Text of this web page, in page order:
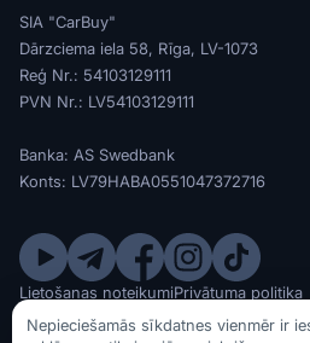
SIA "CarBuy"
Dārzciema iela 58, Rīga, LV-1073
Reģ Nr.: 54103129111
PVN Nr.: LV54103129111
Banka: AS Swedbank
Konts: LV79HABA0551047372716
© SIA CarBuy 2020 - 2026
Lietošanas noteikumiPrivātuma politika
Nepieciešamās sīkdatnes vienmēr ir